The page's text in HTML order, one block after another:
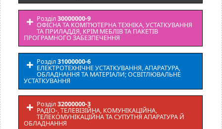
Розділ30000000-9
ОФІСНА ТА КОМП’ЮТЕРНА ТЕХНІКА, УСТАТКУВАННЯ
ТА ПРИЛАДДЯ, КРІМ МЕБЛІВ ТА ПАКЕТІВ
ПРОГРАМНОГО ЗАБЕЗПЕЧЕННЯ
Розділ31000000-6
ЕЛЕКТРОТЕХНІЧНЕ УСТАТКУВАННЯ, АПАРАТУРА,
ОБЛАДНАННЯ ТА МАТЕРІАЛИ; ОСВІТЛЮВАЛЬНЕ
УСТАТКУВАННЯ
Розділ32000000-3
РАДІО-, ТЕЛЕВІЗІЙНА, КОМУНІКАЦІЙНА,
ТЕЛЕКОМУНІКАЦІЙНА ТА СУПУТНЯ АПАРАТУРА Й
ОБЛАДНАННЯ